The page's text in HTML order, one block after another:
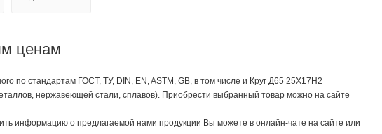
ценам
по стандартам ГОСТ, ТУ, DIN, EN, ASTM, GB, в том числе и Круг Д65 25Х17Н2
нержавеющей стали, сплавов). Приобрести выбранный товар можно на сайте
информацию о предлагаемой нами продукции Вы можете в онлайн-чате на сайте или